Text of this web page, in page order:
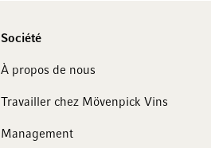
Société
À propos de nous
Travailler chez Mövenpick Vins
Management